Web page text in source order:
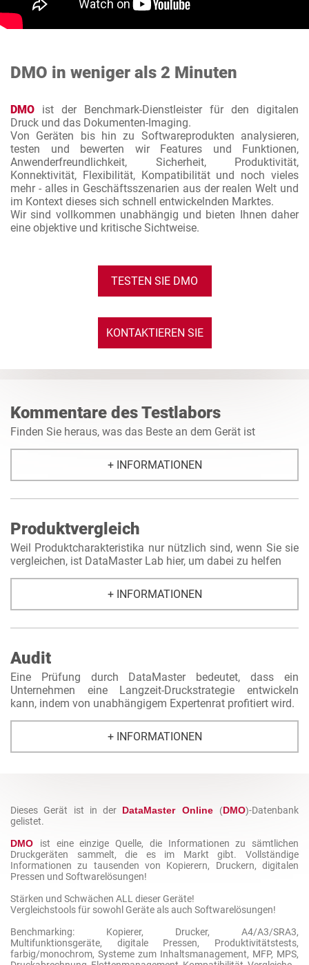
DMO in weniger als 2 Minuten
DMO ist der Benchmark-Dienstleister für den digitalen
Druck und das Dokumenten-Imaging.
Von Geräten bis hin zu Softwareprodukten analysieren,
testen und bewerten wir Features und Funktionen,
Anwenderfreundlichkeit, Sicherheit, Produktivität,
Konnektivität, Flexibilität, Kompatibilität und noch vieles
mehr - alles in Geschäftsszenarien aus der realen Welt und
im Kontext dieses sich schnell entwickelnden Marktes.
Wir sind vollkommen unabhängig und bieten Ihnen daher
eine objektive und kritische Sichtweise.
TESTEN SIE DMO
KONTAKTIEREN SIE
Kommentare des Testlabors
Finden Sie heraus, was das Beste an dem Gerät ist
+ INFORMATIONEN
Produktvergleich
Weil Produktcharakteristika nur nützlich sind, wenn Sie sie
vergleichen, ist DataMaster Lab hier, um dabei zu helfen
+ INFORMATIONEN
Audit
Eine Prüfung durch DataMaster bedeutet, dass ein
Unternehmen eine Langzeit-Druckstrategie entwickeln
kann, indem von unabhängigem Expertenrat profitiert wird.
+ INFORMATIONEN
Dieses Gerät ist in der DataMaster Online(DMO)-Datenbank
gelistet.
DMO ist eine einzige Quelle, die Informationen zu sämtlichen
Druckgeräten sammelt, die es im Markt gibt. Vollständige
Informationen zu tausenden von Kopierern, Druckern, digitalen
Pressen und Softwarelösungen!
Stärken und Schwächen ALL dieser Geräte!
Vergleichstools für sowohl Geräte als auch Softwarelösungen!
Benchmarking: Kopierer, Drucker, A4/A3/SRA3,
Multifunktionsgeräte, digitale Pressen, Produktivitätstests,
farbig/monochrom, Systeme zum Inhaltsmanagement, MFP, MPS,